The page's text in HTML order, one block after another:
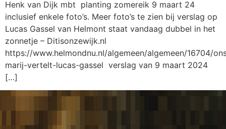
Henk van Dijk mbt planting zomereik 9 maart 24
inclusief enkele foto’s. Meer foto’s te zien bij verslag op
Lucas Gassel van Helmont staat vandaag dubbel in het
zonnetje – Ditisonzewijk.nl
https://www.helmondnu.nl/algemeen/algemeen/16704/
marij-vertelt-lucas-gassel verslag van 9 maart 2024
[…]